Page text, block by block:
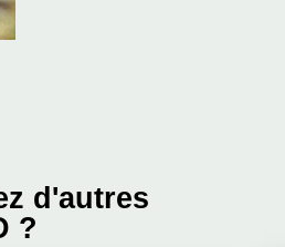
d'autres
?